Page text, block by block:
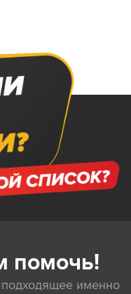
помочь!
именно